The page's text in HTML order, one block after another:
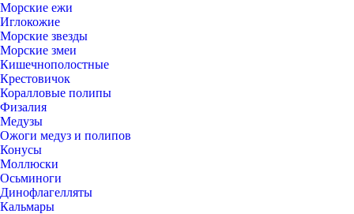
Морские ежи
Иглокожие
Морские звезды
Морские змеи
Кишечнополостные
Крестовичок
Коралловые полипы
Физалия
Медузы
Ожоги медуз и полипов
Конусы
Моллюски
Осьминоги
Динофлагелляты
Кальмары